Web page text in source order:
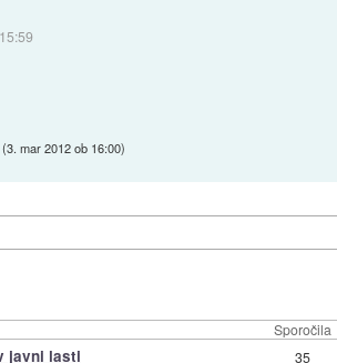
(3. mar 2012 ob 16:00)
Sporočila
javni lasti 35